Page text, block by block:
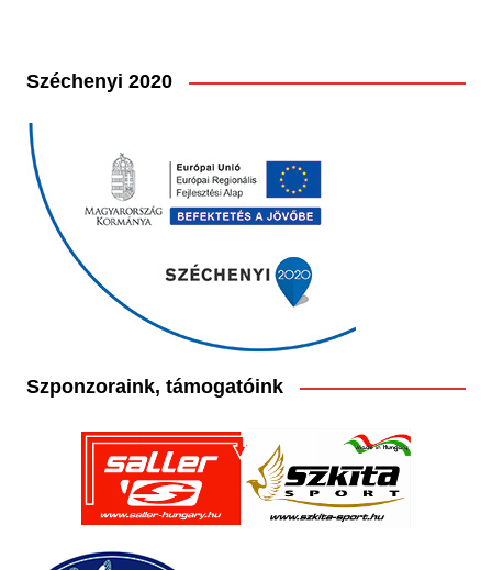
Széchenyi 2020
Szponzoraink, támogatóink